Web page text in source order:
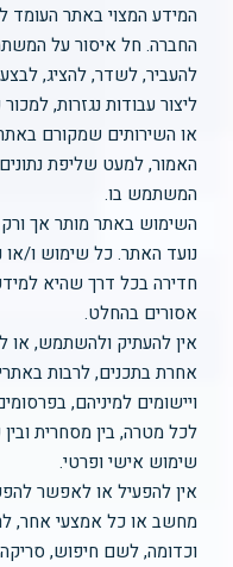
המידע המצוי באתר העומד
החברה. חל איסור על
להעביר, לשדר, להציג,
ליצור עבודות נגזרות,
או השירותים שמקורם
המשתמש בו.
השימוש באתר מותר אך
נועד האתר. כל שימוש ו/או
חדירה בכל דרך שהיא
אסורים בהחלט.
אין להעתיק ולהשתמש,
אחרת בתכנים, לרבות
ויישומים למיניהם,
לכל מטרה, בין מסחרית
שימוש אישי ופרטי.
אין להפעיל או לאפשר
וכדומה, לשם חיפוש,